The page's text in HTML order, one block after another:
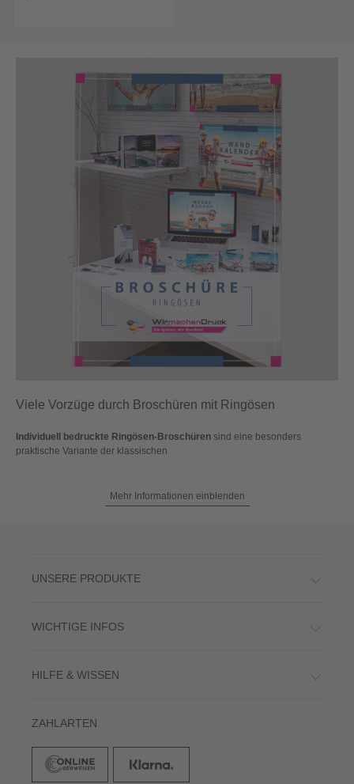
Viele Vorzüge durch Broschüren mit Ringösen
Individuell bedruckte Ringösen-Broschüren sind eine besonders
praktische Variante der klassischen
Mehr Informationen einblenden
UNSERE PRODUKTE
WICHTIGE INFOS
HILFE & WISSEN
ZAHLARTEN